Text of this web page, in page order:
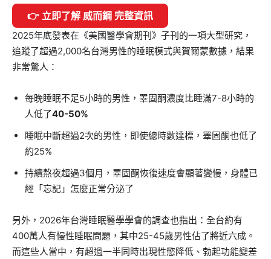
👉 立即了解 威而鋼 完整資訊
2025年底發表在《美國醫學會期刊》子刊的一項大型研究，
追蹤了超過2,000名台灣男性的睡眠模式與賀爾蒙數據，結果
非常驚人：
每晚睡眠不足5小時的男性，睪固酮濃度比睡滿7-8小時的
人低了40-50%
睡眠中斷超過2次的男性，即使總時數達標，睪固酮也低了
約25%
持續熬夜超過3個月，睪固酮恢復速度會顯著變慢，身體已
經「忘記」怎麼正常分泌了
另外，2026年台灣睡眠醫學學會的調查也指出：全台約有
400萬人有慢性睡眠問題，其中25-45歲男性佔了將近六成。
而這些人當中，有超過一半同時出現性慾降低、勃起功能變差